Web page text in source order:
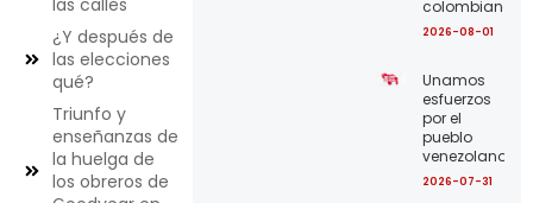
¿Y después de
las elecciones
qué?
Triunfo y
enseñanzas de
la huelga de
los obreros de
colombiano
2026-08-01
Unamos
esfuerzos
por el
pueblo
venezolano
2026-07-31